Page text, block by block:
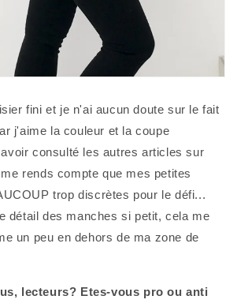
j'aime la couleur et la coupe
consulté les autres articles sur
rends compte que mes petites
trop discrètes pour le défi...
détail des manches si petit, cela me
un peu en dehors de ma zone de
lecteurs? Etes-vous pro ou anti